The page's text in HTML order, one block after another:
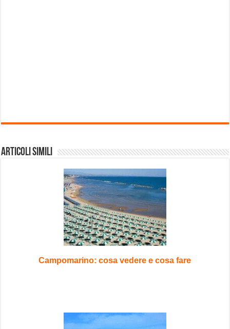
Articoli Simili
Campomarino: cosa vedere e cosa fare